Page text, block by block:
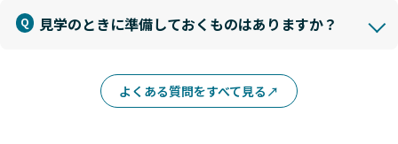
見学のときに準備しておくものはありますか？
よくある質問をすべて見る